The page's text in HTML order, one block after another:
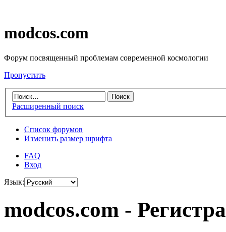
modcos.com
Форум посвященный проблемам современной космологии
Пропустить
Расширенный поиск
Список форумов
Изменить размер шрифта
FAQ
Вход
Язык:
modcos.com -